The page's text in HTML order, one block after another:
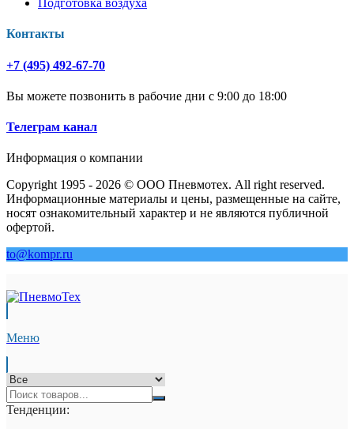
Подготовка воздуха
Контакты
+7 (495) 492-67-70
Вы можете позвонить в рабочие дни с 9:00 до 18:00
Телеграм канал
Информация о компании
Copyright 1995 - 2026 © ООО Пневмотех. All right reserved.
Информационные материалы и цены, размещенные на сайте,
носят ознакомительный характер и не являются публичной
офертой.
to@kompr.ru
Меню
Тенденции: